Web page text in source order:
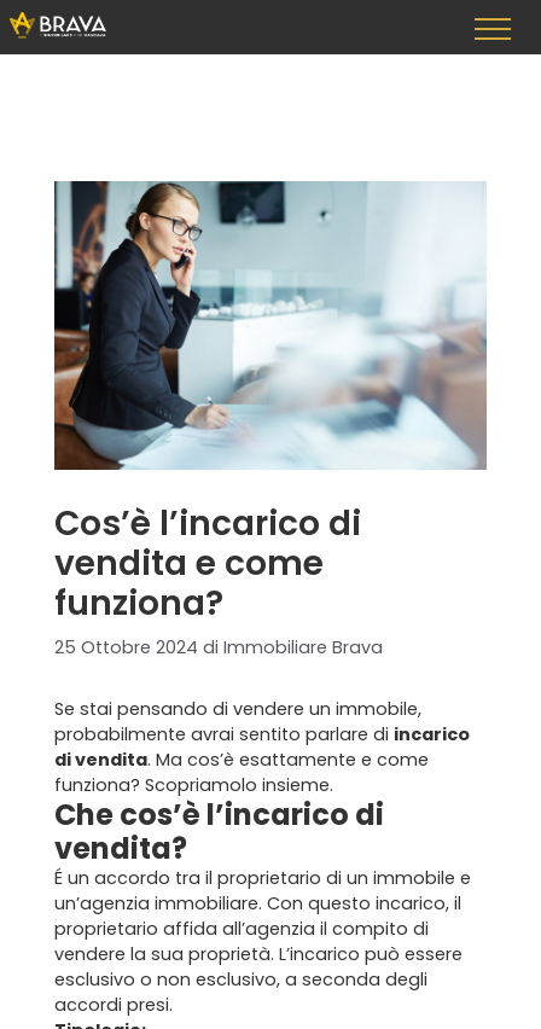
Vai
al
contenuto
Cos’è l’incarico di
vendita e come
funziona?
25 Ottobre 2024 di Immobiliare Brava
Se stai pensando di vendere un immobile,
probabilmente avrai sentito parlare di incarico
di vendita. Ma cos’è esattamente e come
funziona? Scopriamolo insieme.
Che cos’è l’incarico di
vendita?
É un accordo tra il proprietario di un immobile e
un’agenzia immobiliare. Con questo incarico, il
proprietario affida all’agenzia il compito di
vendere la sua proprietà. L’incarico può essere
esclusivo o non esclusivo, a seconda degli
accordi presi.